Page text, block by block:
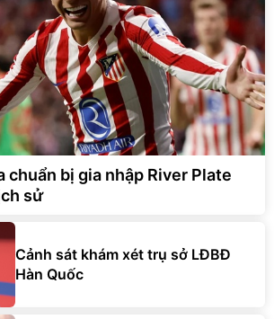
chuẩn bị gia nhập River Plate
sử
Cảnh sát khám xét trụ sở LĐBĐ
Hàn Quốc